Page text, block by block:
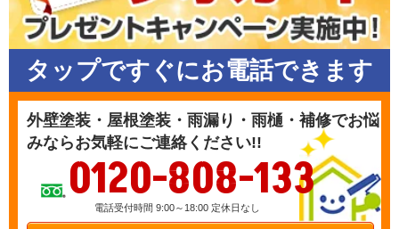
タップですぐにお電話できます
外壁塗装・屋根塗装・雨漏り・雨樋・補修でお悩
みならお気軽にご連絡ください!!
0120-808-133
電話受付時間 9:00～18:00 定休日なし